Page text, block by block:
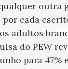
outra
cada
adultos
do PEW
para 47%